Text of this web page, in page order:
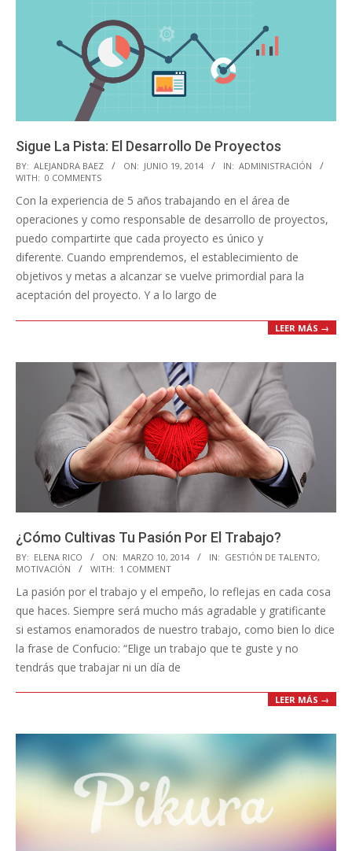
Sigue La Pista: El Desarrollo De Proyectos
2014-
06-
19
BY: ALEJANDRA BAEZ ON: JUNIO 19, 2014 IN: ADMINISTRACIÓN
WITH: 0 COMMENTS
Con la experiencia de 5 años trabajando en el área de
operaciones y como responsable de desarrollo de proyectos,
puedo compartirte que cada proyecto es único y
diferente. Cuando emprendemos, el establecimiento de
objetivos y metas a alcanzar se vuelve primordial para la
aceptación del proyecto. Y a lo largo de
LEER MÁS →
¿Cómo Cultivas Tu Pasión Por El Trabajo?
2014-
03-
10
BY: ELENA RICO ON: MARZO 10, 2014 IN: GESTIÓN DE TALENTO,
MOTIVACIÓN
WITH: 1 COMMENT
La pasión por el trabajo y el empeño, lo reflejas en cada cosa
que haces. Siempre será mucho más agradable y gratificante
si estamos enamorados de nuestro trabajo, como bien lo dice
la frase de Confucio: “Elige un trabajo que te guste y no
tendrás que trabajar ni un día de
LEER MÁS →